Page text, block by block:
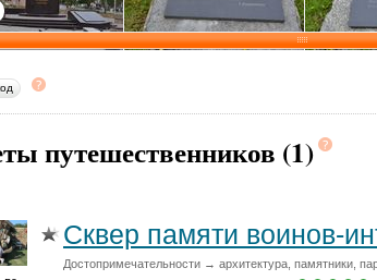
путешественников (1)
Сквер памяти воинов-
Достопримечательности → архитектура, памятники,